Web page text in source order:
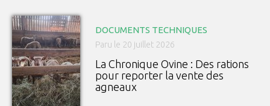
DOCUMENTS TECHNIQUES
Paru le 20 juillet 2026
La Chronique Ovine : Des rations
pour reporter la vente des
agneaux